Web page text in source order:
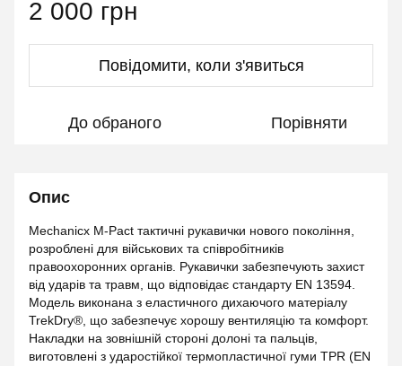
2 000 грн
Повідомити, коли з'явиться
До обраного Порівняти
Опис
Mechanicx M-Pact тактичні рукавички нового покоління,
розроблені для військових та співробітників
правоохоронних органів. Рукавички забезпечують захист
від ударів та травм, що відповідає стандарту EN 13594.
Модель виконана з еластичного дихаючого матеріалу
TrekDry®, що забезпечує хорошу вентиляцію та комфорт.
Накладки на зовнішній стороні долоні та пальців,
виготовлені з ударостійкої термопластичної гуми TPR (EN